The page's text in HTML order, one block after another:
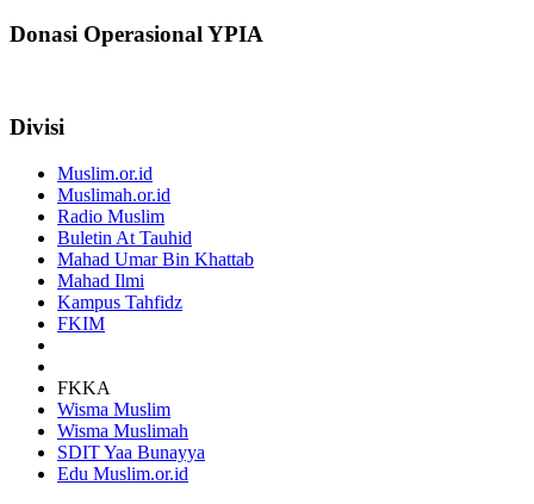
Donasi Operasional YPIA
Divisi
Muslim.or.id
Muslimah.or.id
Radio Muslim
Buletin At Tauhid
Mahad Umar Bin Khattab
Mahad Ilmi
Kampus Tahfidz
FKIM
FKKA
Wisma Muslim
Wisma Muslimah
SDIT Yaa Bunayya
Edu Muslim.or.id